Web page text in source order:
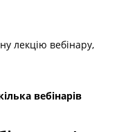
лекцію вебінару,
вебінарів